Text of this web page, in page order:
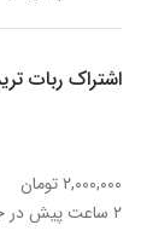
اشتراک ربات
۲,۰۰۰,۰۰۰ تومان
۲ ساعت پیش در جهان‌شهر